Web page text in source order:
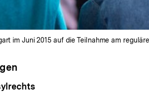
im Juni 2015 auf die Teilnahme am